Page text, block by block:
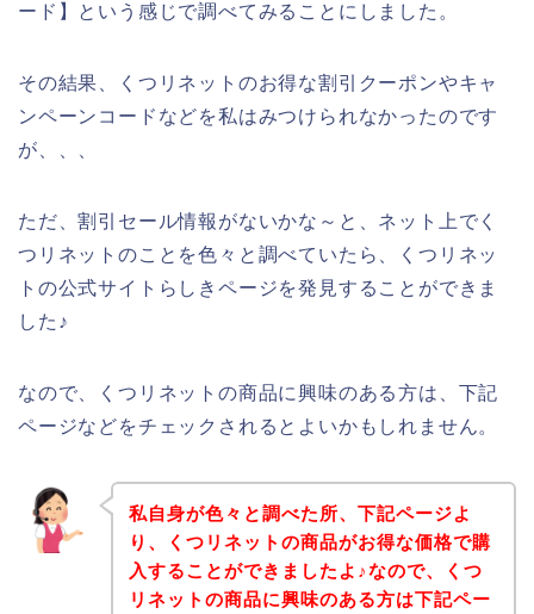
ード】という感じで調べてみることにしました。
その結果、くつリネットのお得な割引クーポンやキャ
ンペーンコードなどを私はみつけられなかったのです
が、、、
ただ、割引セール情報がないかな～と、ネット上でく
つリネットのことを色々と調べていたら、くつリネッ
トの公式サイトらしきページを発見することができま
した♪
なので、くつリネットの商品に興味のある方は、下記
ページなどをチェックされるとよいかもしれません。
私自身が色々と調べた所、下記ページよ
り、くつリネットの商品がお得な価格で購
入することができましたよ♪なので、くつ
リネットの商品に興味のある方は下記ペー